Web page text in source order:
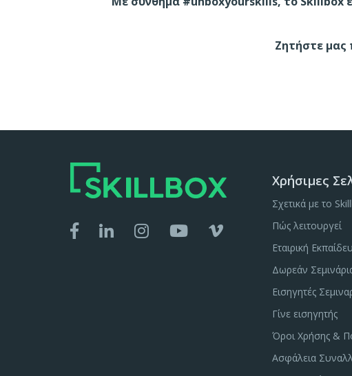
Ζητήστε
Χρήσιμες
Σχετικά με το
Πώς λειτουργεί
Εταιρική
Δωρεάν
Εισηγητές
Γίνε εισηγητής
Όροι Χρήσης &
Ασφάλεια